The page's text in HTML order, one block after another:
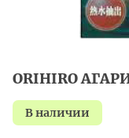
ORIHIRO
в наличии